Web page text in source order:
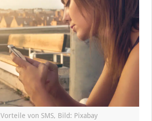
Vorteile von SMS, Bild: Pixabay